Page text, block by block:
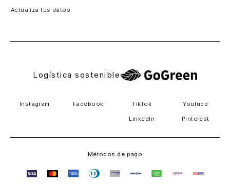
Actualiza tus datos
Logística sostenible
Instagram Facebook TikTok Youtube
LinkedIn Pinterest
Métodos de pago